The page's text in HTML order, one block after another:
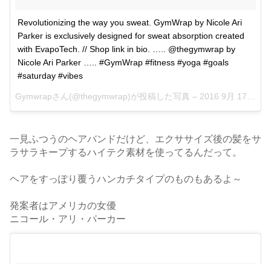
Revolutionizing the way you sweat. GymWrap by Nicole Ari
Parker is exclusively designed for sweat absorption created
with EvapoTech. // Shop link in bio. ….. @thegymwrap by
Nicole Ari Parker ….. #GymWrap #fitness #yoga #goals
#saturday #vibes
Gymwrapさん(@thegymwrap)が投稿した写真 – 2016 9月 17 4:31午後 PDT
一見ふつうのヘアバンドだけど、エクササイズ後の髪をサ
ラサラキープするハイテク素材を使ってるんだって。
ヘアをすっぽり覆うハンカチタイプのものもあるよ～
発案者はアメリカの女優
ニコール・アリ・パーカー